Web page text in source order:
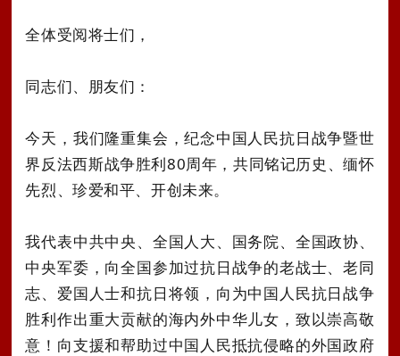
全体受阅将士们，
同志们、朋友们：
今天，我们隆重集会，纪念中国人民抗日战争暨世
界反法西斯战争胜利80周年，共同铭记历史、缅怀
先烈、珍爱和平、开创未来。
我代表中共中央、全国人大、国务院、全国政协、
中央军委，向全国参加过抗日战争的老战士、老同
志、爱国人士和抗日将领，向为中国人民抗日战争
胜利作出重大贡献的海内外中华儿女，致以崇高敬
意！向支援和帮助过中国人民抵抗侵略的外国政府